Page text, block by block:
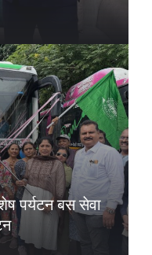
पर्यटन बस सेवा